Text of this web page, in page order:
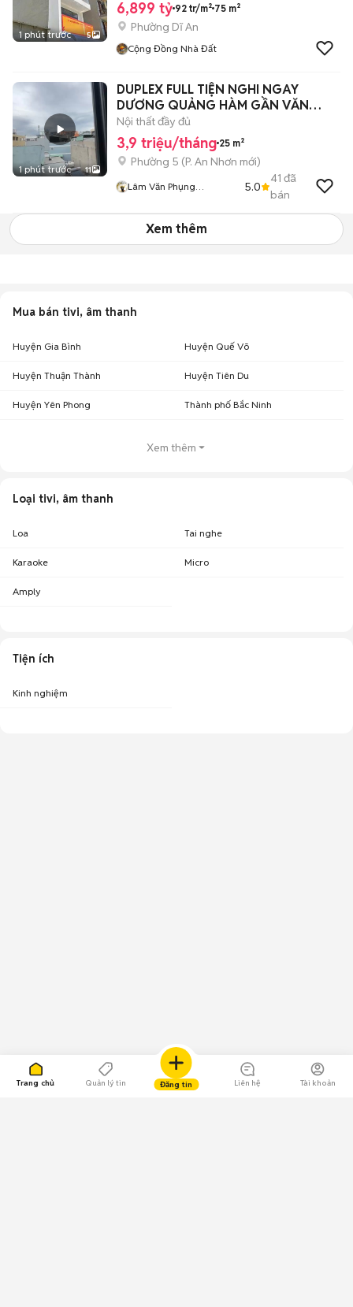
Trang chủ Quản lý tin Đăng tin Liên hệ Tài khoản
1 phút trước 5
6,899 tỷ 92 tr/m² 75 m²
Phường Dĩ An
Cộng Đồng Nhà Đất
1 phút trước 11
DUPLEX FULL TIỆN NGHI NGAY
DƯƠNG QUẢNG HÀM GẦN VĂN
LANG CS3🔥
Nội thất đầy đủ
3,9 triệu/tháng 25 m²
Phường 5 (P. An Nhơn mới)
Lâm Văn Phụng
5.0
41 đã
bán
Xem thêm
Mua bán tivi, âm thanh
Huyện Gia Bình Huyện Quế Võ
Huyện Thuận Thành Huyện Tiên Du
Huyện Yên Phong Thành phố Bắc Ninh
Xem thêm
Loại tivi, âm thanh
Loa Tai nghe
Karaoke Micro
Amply
Tiện ích
Kinh nghiệm